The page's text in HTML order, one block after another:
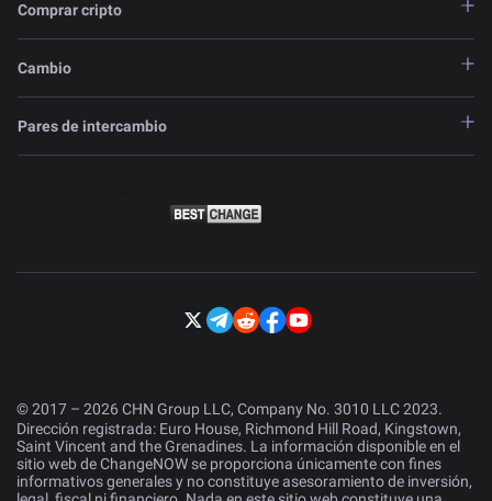
Comprar cripto
Cambio
Pares de intercambio
© 2017 – 2026 CHN Group LLC, Company No. 3010 LLC 2023.
Dirección registrada: Euro House, Richmond Hill Road, Kingstown,
Saint Vincent and the Grenadines. La información disponible en el
sitio web de ChangeNOW se proporciona únicamente con fines
informativos generales y no constituye asesoramiento de inversión,